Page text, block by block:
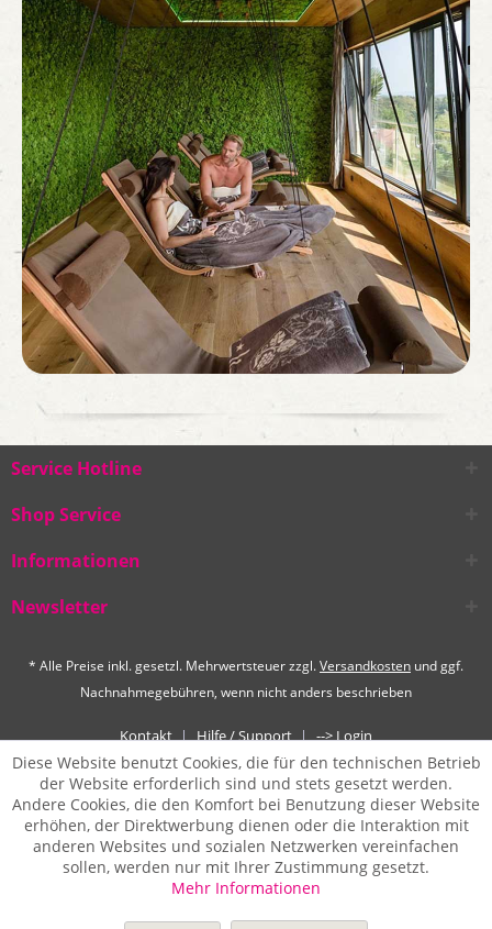
Service Hotline
Shop Service
Informationen
Newsletter
* Alle Preise inkl. gesetzl. Mehrwertsteuer zzgl.Versandkosten und ggf.
Nachnahmegebühren, wenn nicht anders beschrieben
Kontakt Hilfe / Support --> Login
Diese Website benutzt Cookies, die für den technischen Betrieb
der Website erforderlich sind und stets gesetzt werden.
Andere Cookies, die den Komfort bei Benutzung dieser Website
erhöhen, der Direktwerbung dienen oder die Interaktion mit
anderen Websites und sozialen Netzwerken vereinfachen
sollen, werden nur mit Ihrer Zustimmung gesetzt.
Mehr Informationen